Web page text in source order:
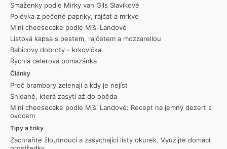
Smaženky podle Mirky van Gils Slavíkové
Polévka z pečené papriky, rajčat a mrkve
Mini cheesecake podle Míši Landové
Listová kapsa s pestem, rajčetem a mozzarellou
Babicovy dobroty - krkovička
Rychlá celerová pomazánka
Články
Proč brambory zelenají a kdy je nejíst
Snídaně, která zasytí až do oběda
Mini cheesecake podle Míši Landové: Recept na jemný dezert s
ovocem
Tipy a triky
Zachraňte žloutnoucí a zasychající listy okurek. Využijte domácí